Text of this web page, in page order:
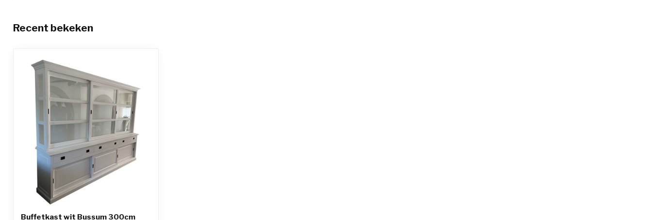
Recent bekeken
Buffetkast wit Bussum 300cm